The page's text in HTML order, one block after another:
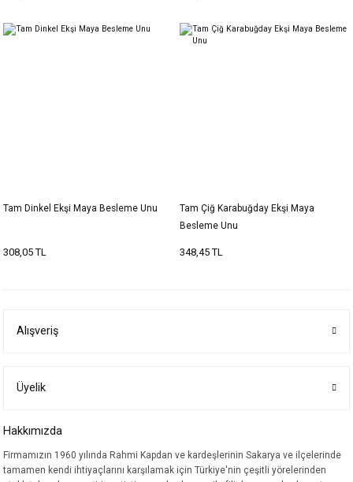
Tam Dinkel Ekşi Maya Besleme Unu
308,05 TL
Tam Çiğ Karabuğday Ekşi Maya
Besleme Unu
348,45 TL
Alışveriş
Üyelik
Hakkımızda
Firmamızın 1960 yılında Rahmi Kapdan ve kardeşlerinin Sakarya ve ilçelerinde
tamamen kendi ihtiyaçlarını karşılamak için Türkiye'nin çeşitli yörelerinden